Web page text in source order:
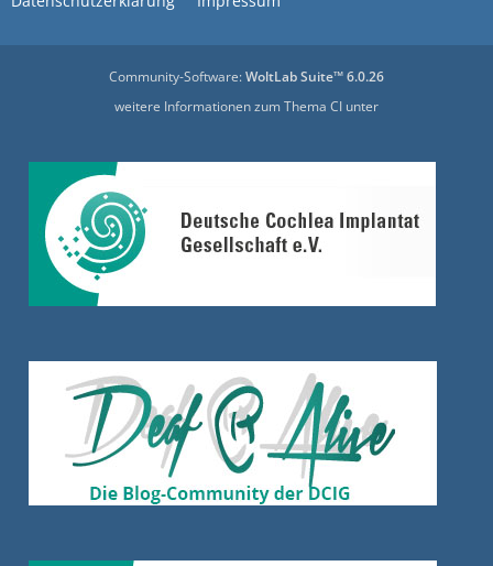
Community-Software:WoltLab Suite™ 6.0.26
weitere Informationen zum Thema CI unter